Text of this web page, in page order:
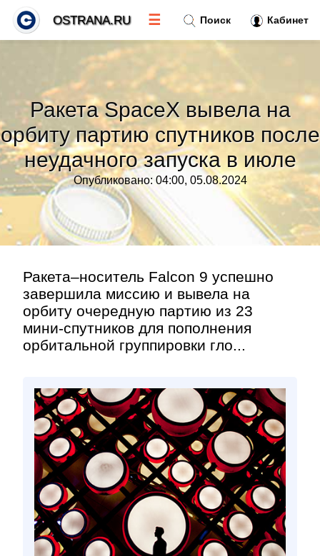
Ракета SpaceX вывела на
орбиту партию спутников после
неудачного запуска в июле
Опубликовано: 04:00, 05.08.2024
Ракета–носитель Falcon 9 успешно
завершила миссию и вывела на
орбиту очередную партию из 23
мини-спутников для пополнения
орбитальной группировки гло...
Поиск Кабинет
OSTRANA.RU ☰
Тренды новостей»
Рубрики»
Правила
Контакт»